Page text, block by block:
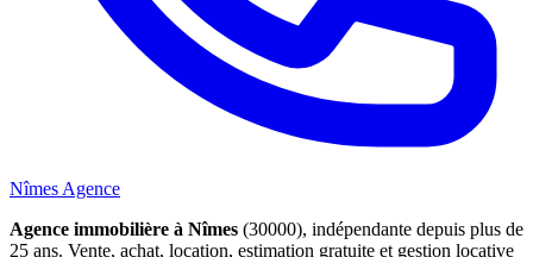
Nîmes Agence
Agence immobilière à Nîmes (30000), indépendante depuis plus de
25 ans. Vente, achat, location, estimation gratuite et gestion locative